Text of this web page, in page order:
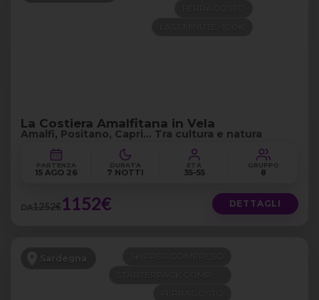
La Costiera Amalfitana in Vela
Amalfi, Positano, Capri… Tra cultura e natura
PARTENZA
15 AGO 26
DURATA
7 NOTTI
ETÀ
35-55
GRUPPO
8
DA1252€1152€ DETTAGLI
Sardegna